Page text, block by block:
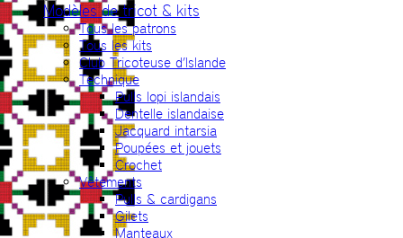
Modèles de tricot & kits
Tous les patrons
Tous les kits
Club Tricoteuse d’Islande
Technique
Pulls lopi islandais
Dentelle islandaise
Jacquard intarsia
Poupées et jouets
Crochet
Vêtements
Pulls & cardigans
Gilets
Manteaux